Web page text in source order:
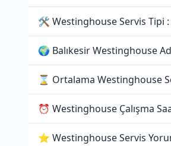
🛠 Westinghouse Servis Tipi :
🌍 Balıkesir Westinghouse
⌛ Ortalama Westinghouse
⏰ Westinghouse Çalışma
⭐ Westinghouse Servis